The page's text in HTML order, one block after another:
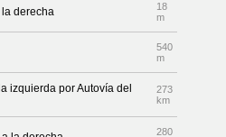
derecha
18
m
540
m
izquierda por Autovía del
273
km
280